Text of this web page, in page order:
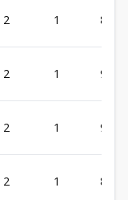
2 1 85
2 1 97
2 1 90
2 1 86